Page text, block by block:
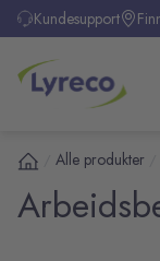
hovedinnhold
Kundesupport
Alle produkter